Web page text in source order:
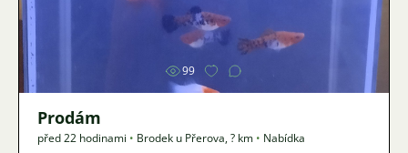
Obrázek
99
Prodám
před 22 hodinami • Brodek u Přerova,? km • Nabídka